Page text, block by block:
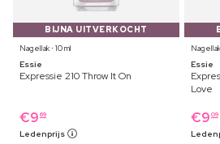
BIJNA UITVERKOCHT
Nagellak ⋅ 10 ml
Essie
Expressie 210 Throw It On
€9 69
Ledenprijs
Nagellak
Essie
Love
€9 09